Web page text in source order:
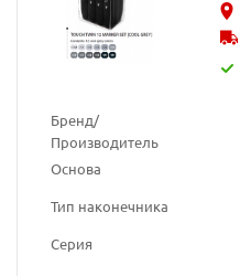
Бренд/
Производитель
Основа
Тип наконечника
Серия